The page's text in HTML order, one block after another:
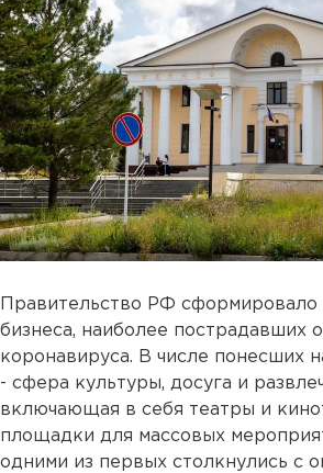
Правительство РФ сформировало
бизнеса, наиболее пострадавших
коронавируса. В числе понесших
- сфера культуры, досуга и
включающая в себя театры и
площадки для массовых
одними из первых столкнулись с